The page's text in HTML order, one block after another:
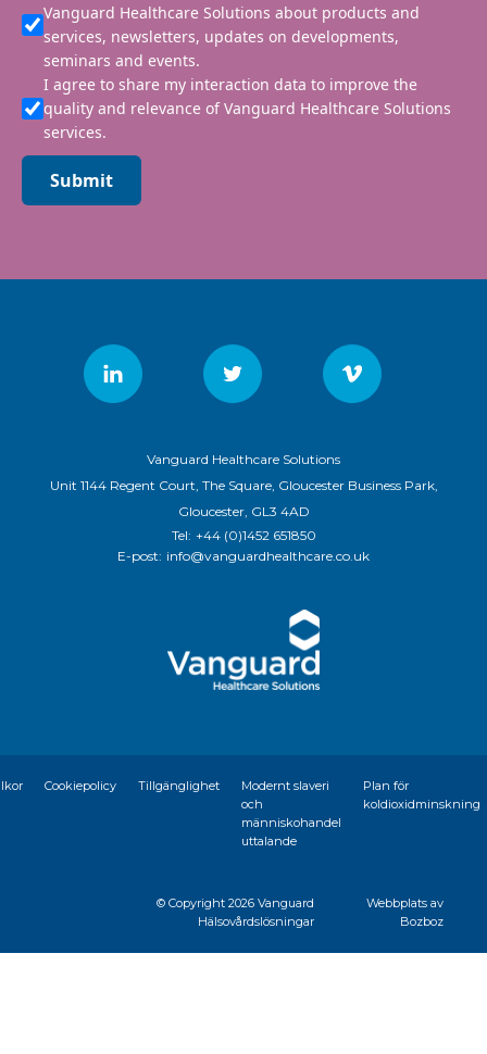
Vanguard Healthcare Solutions about products and
services, newsletters, updates on developments,
seminars and events.
I agree to share my interaction data to improve the
quality and relevance of Vanguard Healthcare Solutions
services.
Submit
Vanguard Healthcare Solutions
Unit 1144 Regent Court, The Square, Gloucester Business Park,
Gloucester, GL3 4AD
Tel: +44 (0)1452 651850
E-post: info@vanguardhealthcare.co.uk
Cookiepolicy Tillgänglighet
Modernt slaveri
och
människohandel
uttalande
Plan för
koldioxidminskning
© Copyright 2026 Vanguard
Hälsovårdslösningar
Webbplats av
Bozboz